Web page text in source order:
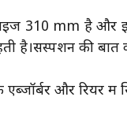
310 mm है और
है।सस्पेंशन की बात
एब्जॉर्बर और रियर में